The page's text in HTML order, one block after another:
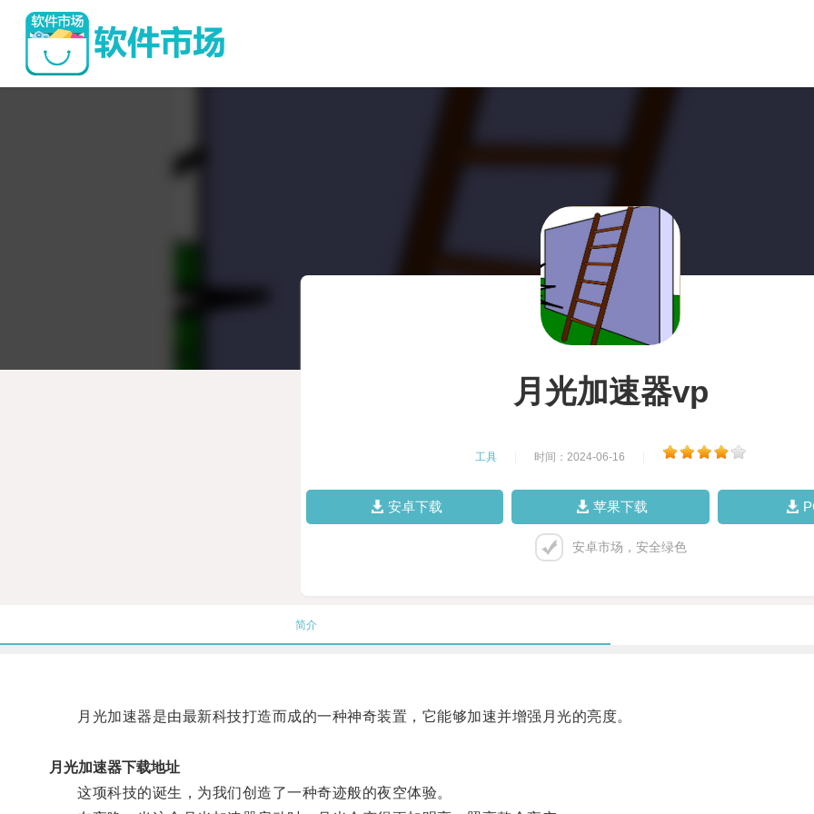
月光加速器vp
工具 时间：2024-06-16
安卓下载 苹果下载
安卓市场，安全绿色
简介
月光加速器是由最新科技打造而成的一种神奇装置，它能够加速并增强月光的亮度。
月光加速器下载地址
这项科技的诞生，为我们创造了一种奇迹般的夜空体验。